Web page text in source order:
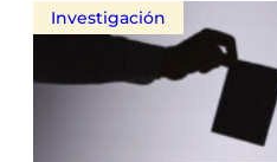
Investigación